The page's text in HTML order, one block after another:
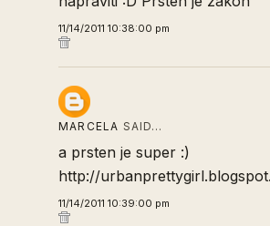
11/14/2011 10:38:00 pm
MARCELA SAID…
a prsten je super :)
http://
11/14/2011 10:39:00 pm